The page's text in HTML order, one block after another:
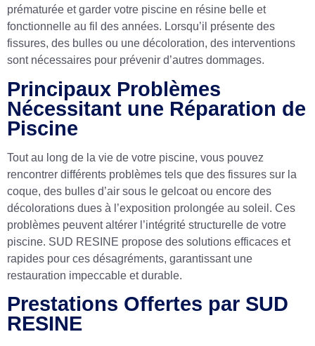
prématurée et garder votre piscine en résine belle et
fonctionnelle au fil des années. Lorsqu’il présente des
fissures, des bulles ou une décoloration, des interventions
sont nécessaires pour prévenir d’autres dommages.
Principaux Problèmes
Nécessitant une Réparation de
Piscine
Tout au long de la vie de votre piscine, vous pouvez
rencontrer différents problèmes tels que des fissures sur la
coque, des bulles d’air sous le gelcoat ou encore des
décolorations dues à l’exposition prolongée au soleil. Ces
problèmes peuvent altérer l’intégrité structurelle de votre
piscine. SUD RESINE propose des solutions efficaces et
rapides pour ces désagréments, garantissant une
restauration impeccable et durable.
Prestations Offertes par SUD
RESINE